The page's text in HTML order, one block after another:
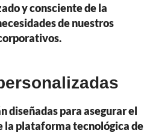
y consciente de la
de nuestros
diseñadas para asegurar el
plataforma tecnológica de